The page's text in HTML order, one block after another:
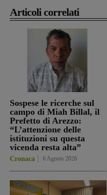
Articoli correlati
Sospese le ricerche sul
campo di Miah Billal, il
Prefetto di Arezzo:
“L’attenzione delle
istituzioni su questa
vicenda resta alta”
Cronaca 6 Agosto 2026